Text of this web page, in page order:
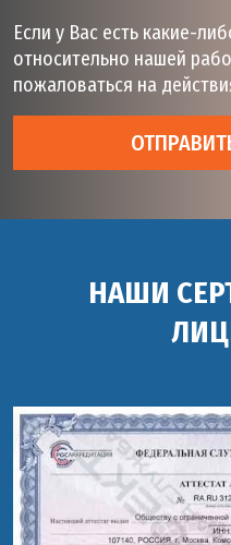
Если у Вас есть какие-
относительно нашей
пожаловаться на
НАШИ